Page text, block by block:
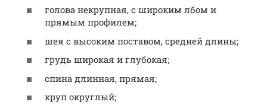
голова некрупная, с широким лбом и
прямым профилем;
шея с высоким поставом, средней длины;
грудь широкая и глубокая;
спина длинная, прямая;
круп округлый;